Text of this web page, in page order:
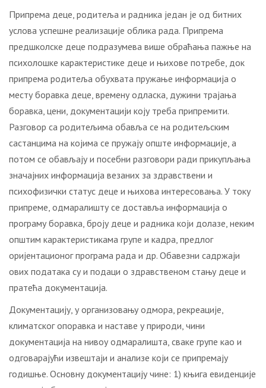
Припрема деце, родитеља и радника један је од битних
услова успешне реализације облика рада. Припрема
предшколске деце подразумева више обраћања пажње на
психолошке карактеристике деце и њихове потребе, док
припрема родитеља обухвата пружање информација о
месту боравка деце, времену одласка, дужини трајања
боравка, цени, документацији коју треба припремити.
Разговор са родитељима обавља се на родитељским
састанцима на којима се пружају опште информације, а
потом се обављају и посебни разговори ради прикупљања
значајних информација везаних за здравствени и
психофизички статус деце и њихова интересовања. У току
припреме, одмаралишту се доставља информација о
програму боравка, броју деце и радника који долазе, неким
општим карактеристикама групе и кадра, предлог
оријентационог програма рада и др. Обавезни садржаји
ових података су и подаци о здравственом стању деце и
пратећа документација.
Документацију, у организовању одмора, рекреације,
климатског опоравка и наставе у природи, чини
документација на нивоу одмаралишта, сваке групе као и
одговарајући извештаји и анализе који се припремају
годишње. Основну документацију чине: 1) књига евиденције